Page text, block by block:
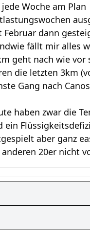
Woche am Plan
Februar dann
fällt mir alles
geht nach wie vor
die letzten 3km
Gang nach
haben zwar die
ein
aber ganz
anderen 20er nicht